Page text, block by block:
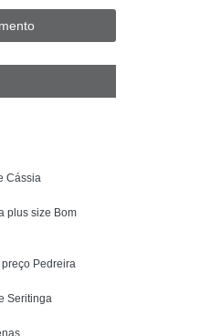
Slim Fit
Slim Fit
Fit Luxo
Slim
Cássia
plus size Bom
Pedreira
Seritinga